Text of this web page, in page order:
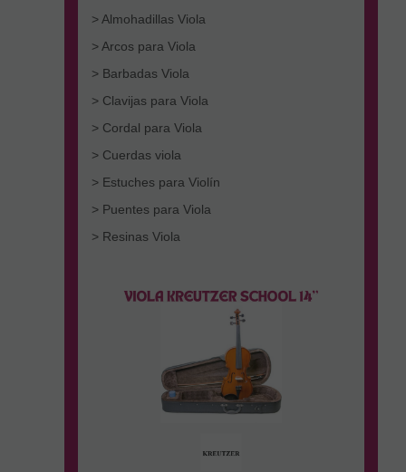
> Almohadillas Viola
> Arcos para Viola
> Barbadas Viola
> Clavijas para Viola
> Cordal para Viola
> Cuerdas viola
> Estuches para Violín
> Puentes para Viola
> Resinas Viola